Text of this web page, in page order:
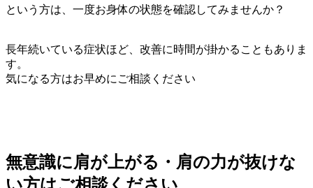
という方は、一度お身体の状態を確認してみませんか？
長年続いている症状ほど、改善に時間が掛かることもありま
す。
気になる方はお早めにご相談ください
無意識に肩が上がる・肩の力が抜けな